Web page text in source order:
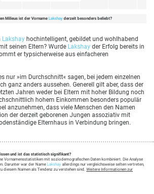
Milieus ist der Vorname Lakshayderzeit besonders beliebt?
Lakshay hochintelligent, gebildet und wohlhabend
seinen Eltern? Wurde Lakshay der Erfolg bereits in
er typsicherweise aus einfacheren
nur »im Durchschnitt« sagen, bei jedem einzelnen
ganz anders aussehen. Generell gilt aber, dass der
Jahren weder bei Eltern mit hoher Bildung noch
hohem Einkommen besonders populär
anzunehmen, dass viele Menschen den Namen
der derzeit geborenen Jungen assoziativ mit
Elternhaus in Verbindung bringen.
und ist das statistisch signifikant?
Vornamensstatistiken mit soziodemografischen Daten kombiniert. Die Analyse
Darunter war der Name Lakshay allerdings nur vergleichsweise selten vertreten,
diesem Namen als Tendenz zu verstehen sind. Weitere Informationen zur